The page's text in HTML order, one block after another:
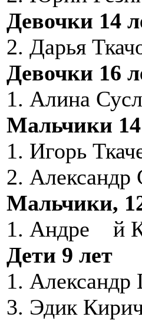
Девочки 14
2. Дарья
Девочки 16
1. Алина
Мальчики
1. Игорь
2. Александр
Мальчики,
1. Андре й
Дети 9 лет
1.
3. Эдик